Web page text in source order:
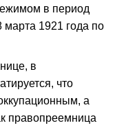
в период
марта 1921 года по
в
что
а
правопреемница